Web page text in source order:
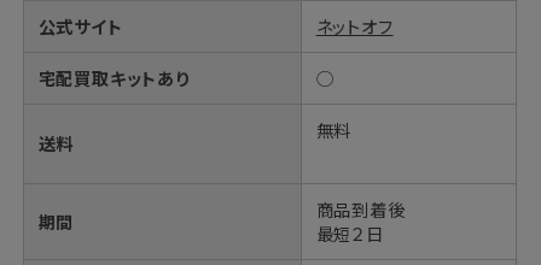
公式サイト ネットオフ
宅配買取キットあり ◯
送料
無料
期間
商品到着後
最短２日